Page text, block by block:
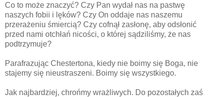
Co to może znaczyć? Czy Pan wydał nas na pastwę
naszych fobii i lęków? Czy On oddaje nas naszemu
przerażeniu śmiercią? Czy cofnął zasłonę, aby odsłonić
przed nami otchłań nicości, o której sądziliśmy, że nas
podtrzymuje?
Parafrazując Chestertona, kiedy nie boimy się Boga, nie
stajemy się nieustraszeni. Boimy się wszystkiego.
Jak najbardziej, chrońmy wrażliwych. Do pozostałych zaś